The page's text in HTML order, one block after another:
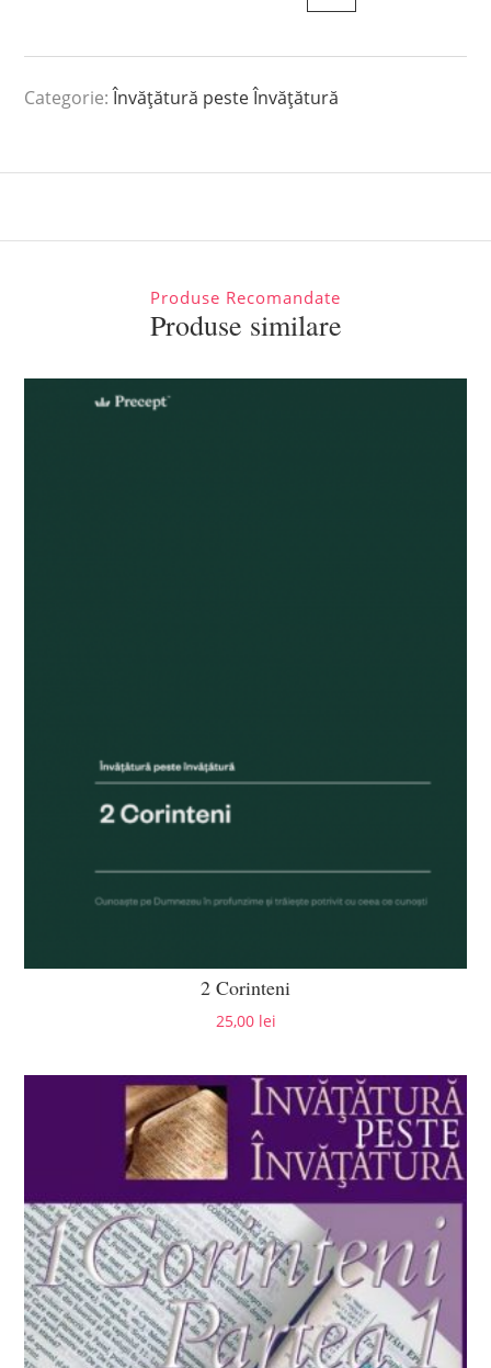
Categorie:Învățătură peste Învățătură
Produse Recomandate
Produse similare
2 Corinteni
25,00 lei